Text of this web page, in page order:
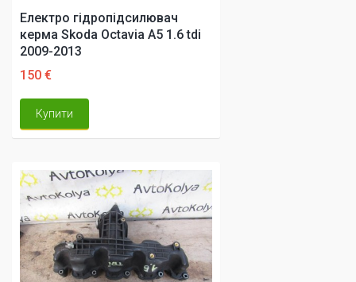
Електро гідропідсилювач
керма Skoda Octavia A5 1.6 tdi
2009-2013
150 €
Купити